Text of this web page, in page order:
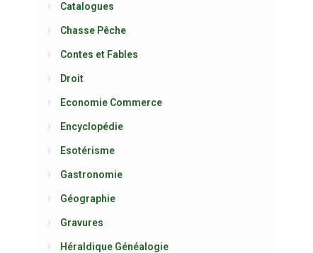
Catalogues
Chasse Pêche
Contes et Fables
Droit
Economie Commerce
Encyclopédie
Esotérisme
Gastronomie
Géographie
Gravures
Héraldique Généalogie